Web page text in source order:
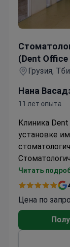
(Dent Office
Грузия,
Нана
11 лет опыта
Клиника Dent
установке
комплексном
ортодонтии.
включая
Читать
Цена по